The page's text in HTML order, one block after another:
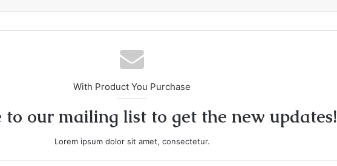
With Product You Purchase
to our mailing list to get the new updates!
Lorem ipsum dolor sit amet, consectetur.